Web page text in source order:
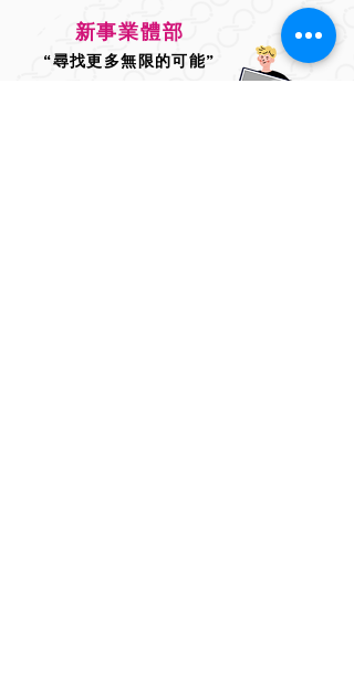
新事業體部
“尋找更多無限的可能”